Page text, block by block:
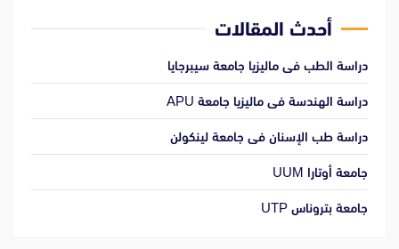
أحدث المقالات
دراسة الطب فى ماليزيا جامعة سيبرجايا
دراسة الهندسة فى ماليزيا جامعة APU
دراسة طب الإسنان فى جامعة لينكولن
جامعة أوتارا UUM
جامعة بتروناس UTP